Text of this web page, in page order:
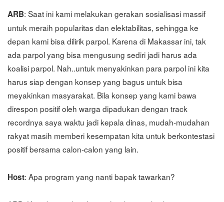
ARB: Saat ini kami melakukan gerakan sosialisasi massif
untuk meraih popularitas dan elektabilitas, sehingga ke
depan kami bisa dilirik parpol. Karena di Makassar ini, tak
ada parpol yang bisa mengusung sediri jadi harus ada
koalisi parpol. Nah..untuk menyakinkan para parpol ini kita
harus siap dengan konsep yang bagus untuk bisa
meyakinkan masyarakat. Bila konsep yang kami bawa
direspon positif oleh warga dipadukan dengan track
recordnya saya waktu jadi kepala dinas, mudah-mudahan
rakyat masih memberi kesempatan kita untuk berkontestasi
positif bersama calon-calon yang lain.
Host: Apa program yang nanti bapak tawarkan?